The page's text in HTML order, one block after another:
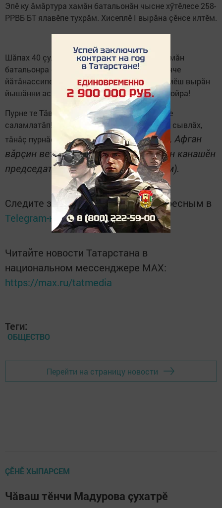
Эпӗ ку ăмăртура хамăн батальонăн чысне хӳтӗлесе 258-
РРВБ БТ ялавӗпе тухрăм. Хисеплӗ I вырăна çӗнсе илтӗм.
Шăпах 40 çул каялла, 1982 çулта, çак кун хамăн
батальонра салтаксен хушшинче турник çинче
йăтăнассипе тата кире пуканӗ йăтассипе 1-мӗш вырăн
йышăнни аса килчӗ. Атьсем, эпӗ халӗ те стройра!
Пурне те Тăван çӗршыв хӳтӗлевçисен кунӗпе
саламлатăп! Хăвăра тата çемйӗрсене çирӗп сывлăх,
тăнăç пурнăç сунатăп!(Виктор ПЕТУХОВ, Афган
вăрçин ветеранӗ, районти Ветерансен канашӗн
председателӗ. Автор сăнӳкерчӗкӗсем).
Следите за самым важным и интересным в
Telegram-канале Татмедиа
Читайте новости Татарстана в
национальном мессенджере MАХ:
https://max.ru/tatmedia
Теги:
ОБЩЕСТВО
Перейти на страницу новости
ÇӖНӖ ХЫПАРСЕМ
Чăваш тӗнчи Мадурова çухатрӗ